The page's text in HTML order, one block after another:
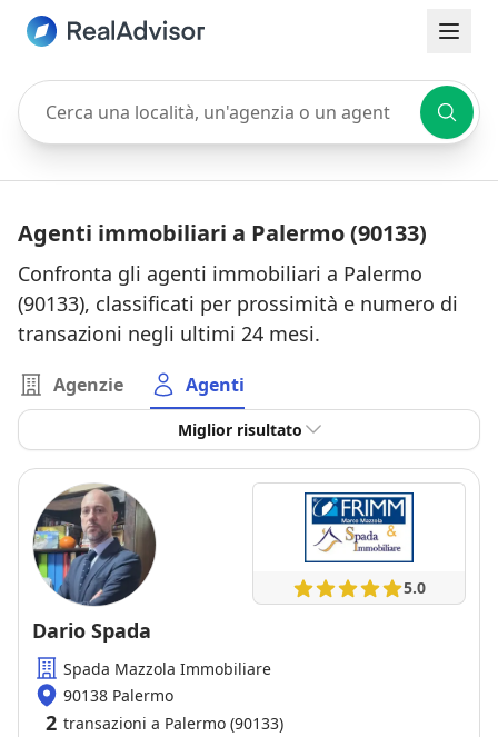
Cerca una località, un'agenzia o un agente
Agenti immobiliari a Palermo (90133)
Confronta gli agenti immobiliari a Palermo
(90133), classificati per prossimità e numero di
transazioni negli ultimi 24 mesi.
Agenzie Agenti
Miglior risultato
5.0
Dario Spada
Spada Mazzola Immobiliare
90138 Palermo
2 transazioni a Palermo (90133)